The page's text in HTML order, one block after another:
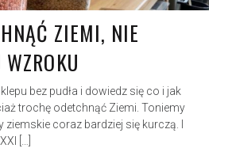
ZIEMI, NIE
bez pudła i dowiedz się co i jak
trochę odetchnąć Ziemi. Toniemy
coraz bardziej się kurczą. I
[…]